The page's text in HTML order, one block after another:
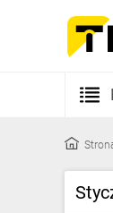
Kable